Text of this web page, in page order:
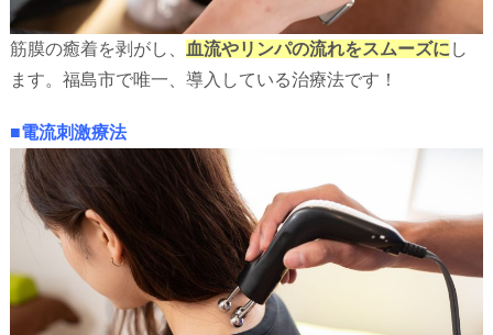
筋膜の癒着を剥がし、 血流やリンパの流れをスムーズに し
ます。福島市で唯一、導入している治療法です！
■電流刺激療法